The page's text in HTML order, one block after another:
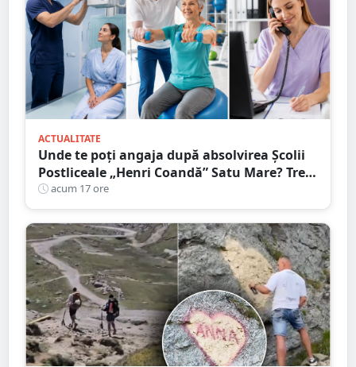
ACTUALITATE
Unde te poți angaja după absolvirea Școlii
Postliceale „Henri Coandă” Satu Mare? Trei
calificări medicale, numeroase oportunități
de carieră
acum 17 ore